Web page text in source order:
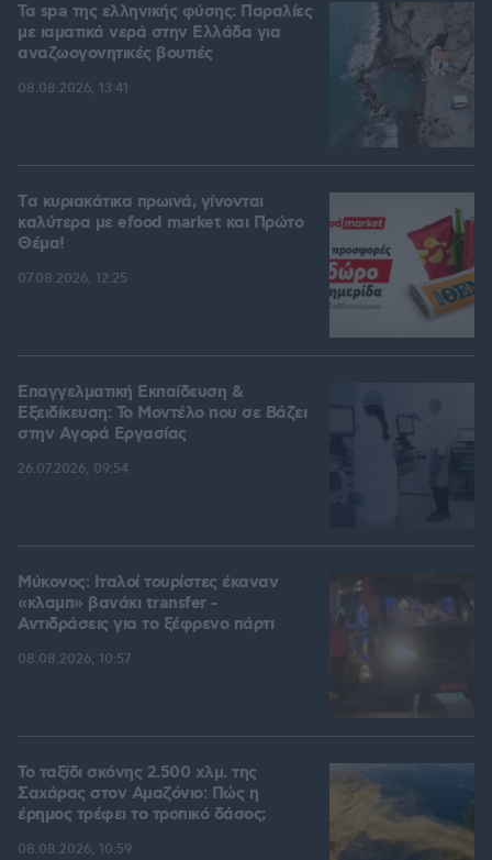
Τα spa της ελληνικής φύσης: Παραλίες
με ιαματικά νερά στην Ελλάδα για
αναζωογονητικές βουτιές
08.08.2026, 13:41
Tα κυριακάτικα πρωινά, γίνονται
καλύτερα με efood market και Πρώτο
Θέμα!
07.08.2026, 12:25
Επαγγελματική Εκπαίδευση &
Εξειδίκευση: Το Mοντέλο που σε Bάζει
στην Aγορά Eργασίας
26.07.2026, 09:54
Μύκονος: Ιταλοί τουρίστες έκαναν
«κλαμπ» βανάκι transfer -
Αντιδράσεις για το ξέφρενο πάρτι
08.08.2026, 10:57
Το ταξίδι σκόνης 2.500 χλμ. της
Σαχάρας στον Αμαζόνιο: Πώς η
έρημος τρέφει το τροπικό δάσος;
08.08.2026, 10:59